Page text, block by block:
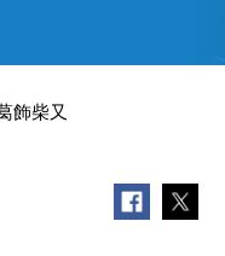
飾柴又